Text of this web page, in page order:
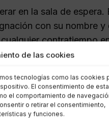
de las cookies
tecnologías como las cookies
El consentimiento de
el comportamiento de
o retirar el consentimiento,
y funciones.
en la sala de
con su nombre
contratiempo
para la
llevar toda la
facilita una mejor